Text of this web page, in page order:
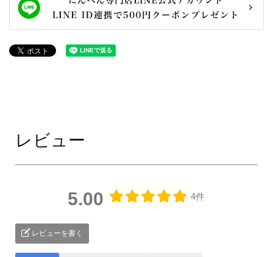
レビュー
5.00 4件
レビューを書く